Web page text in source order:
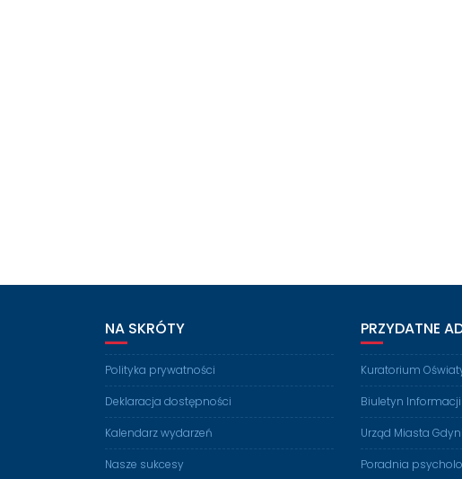
NA SKRÓTY
Polityka prywatności
Deklaracja dostępności
Kalendarz wydarzeń
Nasze sukcesy
PRZYDATNE
Kuratorium
Biuletyn
Urząd Miasta Gdyni
Poradnia